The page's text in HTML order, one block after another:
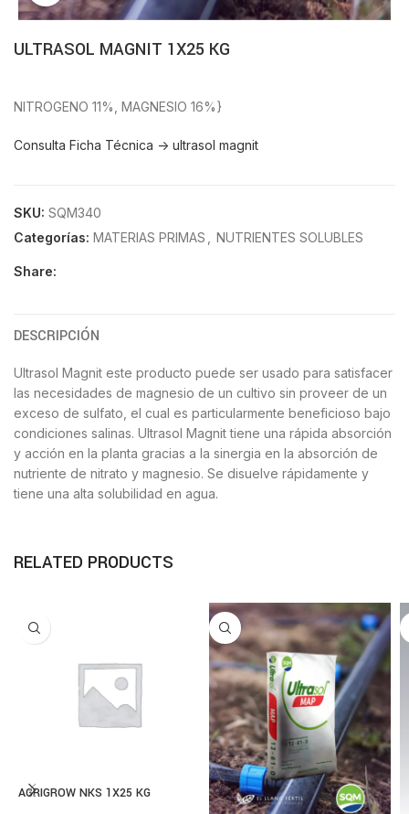
ULTRASOL MAGNIT 1X25 KG
NITROGENO 11%, MAGNESIO 16%}
Consulta Ficha Técnica -> ultrasol magnit
SKU: SQM340
Categorías: MATERIAS PRIMAS NUTRIENTES SOLUBLES
Share:
DESCRIPCIÓN
Ultrasol Magnit este producto puede ser usado para satisfacer
las necesidades de magnesio de un cultivo sin proveer de un
exceso de sulfato, el cual es particularmente beneficioso bajo
condiciones salinas. Ultrasol Magnit tiene una rápida absorción
y acción en la planta gracias a la sinergia en la absorción de
nutriente de nitrato y magnesio. Se disuelve rápidamente y
tiene una alta solubilidad en agua.
RELATED PRODUCTS
AGRIGROW NKS 1X25 KG